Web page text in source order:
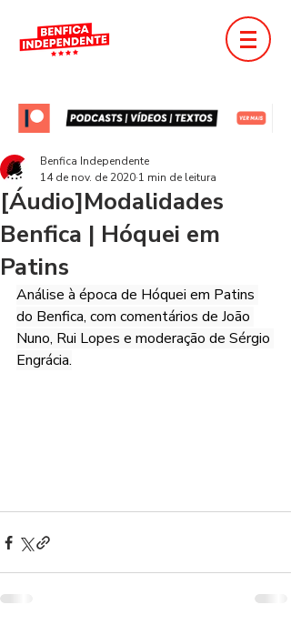
[Áudio]Modalidades
Benfica | Hóquei em
Patins
Benfica Independente
14 de nov. de 2020 1 min de leitura
Análise à época de Hóquei em Patins
do Benfica, com comentários de João
Nuno, Rui Lopes e moderação de Sérgio
Engrácia.